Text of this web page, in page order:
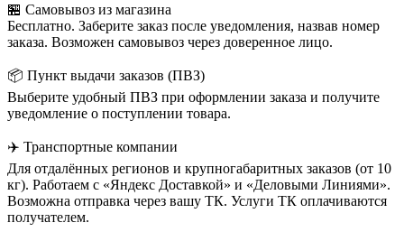
🏪 Самовывоз из магазина
Бесплатно. Заберите заказ после уведомления, назвав номер
заказа. Возможен самовывоз через доверенное лицо.
📦 Пункт выдачи заказов (ПВЗ)
Выберите удобный ПВЗ при оформлении заказа и получите
уведомление о поступлении товара.
✈️ Транспортные компании
Для отдалённых регионов и крупногабаритных заказов (от 10
кг). Работаем с «Яндекс Доставкой» и «Деловыми Линиями».
Возможна отправка через вашу ТК. Услуги ТК оплачиваются
получателем.